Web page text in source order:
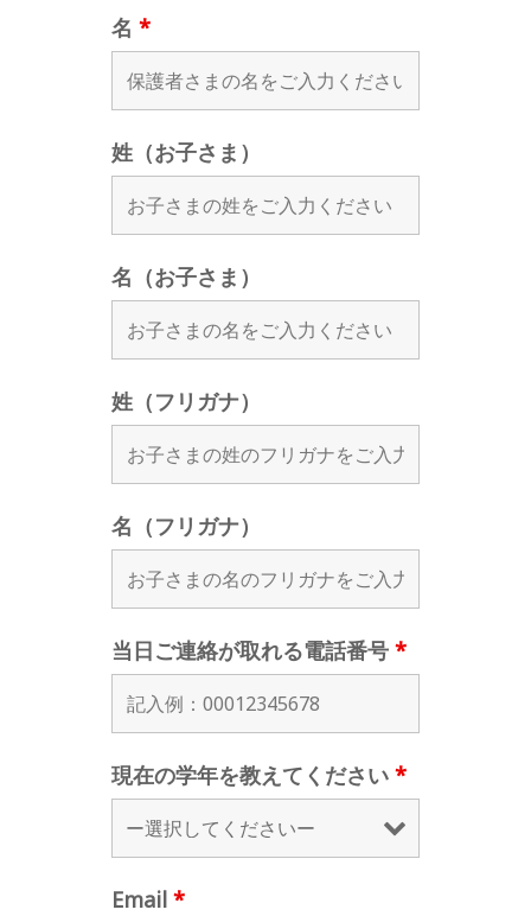
名 *
姓（お子さま）
名（お子さま）
姓（フリガナ）
名（フリガナ）
当日ご連絡が取れる電話番号 *
現在の学年を教えてください *
Email *